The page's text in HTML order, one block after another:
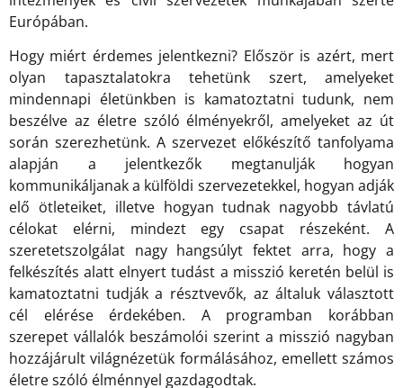
Európában.
Hogy miért érdemes jelentkezni? Először is azért, mert
olyan tapasztalatokra tehetünk szert, amelyeket
mindennapi életünkben is kamatoztatni tudunk, nem
beszélve az életre szóló élményekről, amelyeket az út
során szerezhetünk. A szervezet előkészítő tanfolyama
alapján a jelentkezők megtanulják hogyan
kommunikáljanak a külföldi szervezetekkel, hogyan adják
elő ötleteiket, illetve hogyan tudnak nagyobb távlatú
célokat elérni, mindezt egy csapat részeként. A
szeretetszolgálat nagy hangsúlyt fektet arra, hogy a
felkészítés alatt elnyert tudást a misszió keretén belül is
kamatoztatni tudják a résztvevők, az általuk választott
cél elérése érdekében. A programban korábban
szerepet vállalók beszámolói szerint a misszió nagyban
hozzájárult világnézetük formálásához, emellett számos
életre szóló élménnyel gazdagodtak.